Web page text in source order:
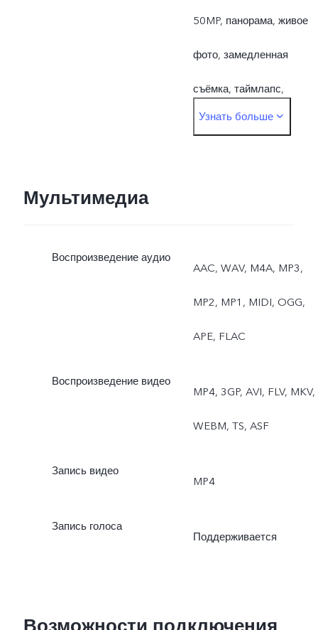
50MP, панорама, живое
фото, замедленная
съёмка, таймлапс,
профессиональный
Узнать больше
Мультимедиа
Воспроизведение аудио
AAC, WAV, M4A, MP3,
MP2, MP1, MIDI, OGG,
APE, FLAC
Воспроизведение видео
MP4, 3GP, AVI, FLV, MKV,
WEBM, TS, ASF
Запись видео
MP4
Запись голоса
Поддерживается